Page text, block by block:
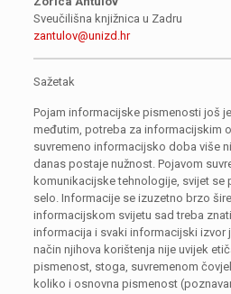
Sveučilišna knjižnica u Zadru
zantulov@unizd.hr
Sažetak
Pojam informacijske pismenosti još
međutim, potreba za informacijskim
suvremeno informacijsko doba više
danas postaje nužnost. Pojavom
komunikacijske tehnologije, svijet se
selo. Informacije se izuzetno brzo
informacijskom svijetu sad treba
informacija i svaki informacijski izvor
način njihova korištenja nije uvijek
pismenost, stoga, suvremenom
koliko i osnovna pismenost